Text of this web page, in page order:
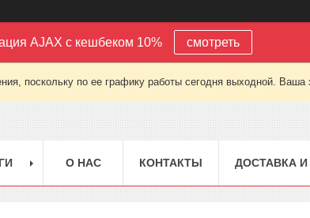
AJAX с кешбеком 10% смотреть
поскольку по ее графику работы сегодня выходной.
О НАС КОНТАКТЫ ДОСТАВКА